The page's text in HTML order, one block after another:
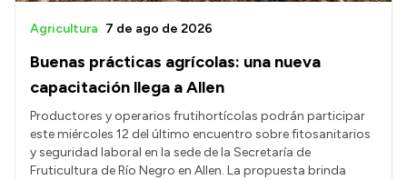
Buenas prácticas agrícolas: una nueva
capacitación llega a Allen
Agricultura 7 de ago de 2026
Productores y operarios frutihortícolas podrán participar
este miércoles 12 del último encuentro sobre fitosanitarios
y seguridad laboral en la sede de la Secretaría de
Fruticultura de Río Negro en Allen. La propuesta brinda